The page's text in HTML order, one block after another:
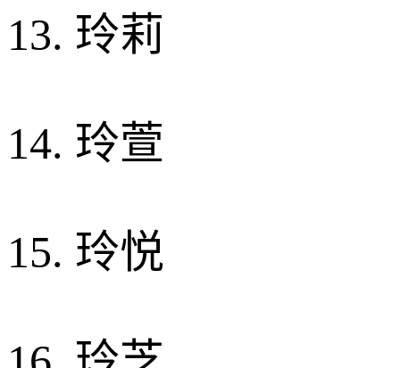
13. 玲莉
14. 玲萱
15. 玲悦